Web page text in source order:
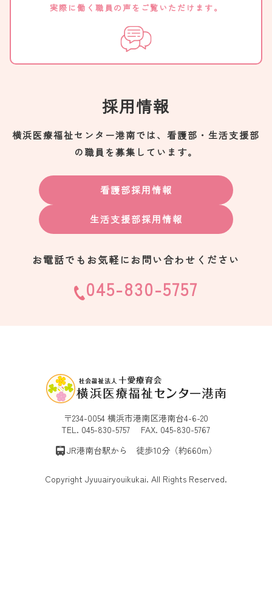
実際に働く職員の声をご覧いただけます。
採用情報
横浜医療福祉センター港南では、看護部・生活支援部
の職員を募集しています。
看護部採用情報
生活支援部採用情報
お電話でもお気軽にお問い合わせください
045-830-5757
〒234-0054 横浜市港南区港南台4-6-20
TEL. 045-830-5757 FAX. 045-830-5767
JR港南台駅から 徒歩10分（約660m）
Copyright Jyuuairyouikukai. All Rights Reserved.